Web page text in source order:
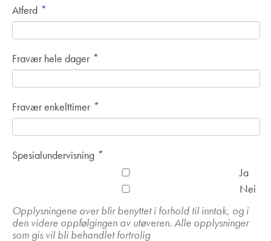
Atferd *
Fravær hele dager *
Fravær enkelttimer *
Spesialundervisning *
Ja
Nei
Opplysningene over blir benyttet i forhold til inntak, og i
den videre oppfølgingen av utøveren. Alle opplysninger
som gis vil bli behandlet fortrolig